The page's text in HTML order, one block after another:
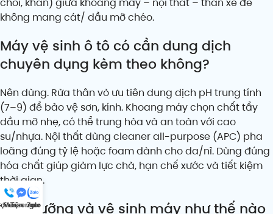
chổi, khăn) giữa khoang máy – nội thất – thân xe để
không mang cát/ dầu mỡ chéo.
Máy vệ sinh ô tô có cần dung dịch
chuyên dụng kèm theo không?
Nên dùng. Rửa thân vỏ ưu tiên dung dịch pH trung tính
(7–9) để bảo vệ sơn, kính. Khoang máy chọn chất tẩy
dầu mỡ nhẹ, có thể trung hòa và an toàn với cao
su/nhựa. Nội thất dùng cleaner all-purpose (APC) pha
loãng đúng tỷ lệ hoặc foam dành cho da/nỉ. Dùng đúng
hóa chất giúp giảm lực chà, hạn chế xước và tiết kiệm
thời gian.
Bảo dưỡng và vệ sinh máy như thế nào
điện
Messenger
Zalo